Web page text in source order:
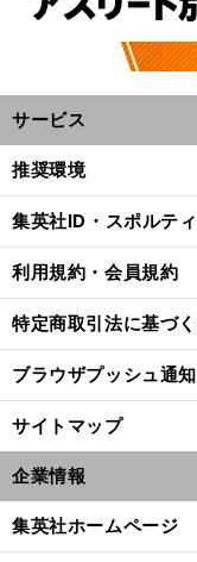
サービス
推奨環境
集英社ID・スポルテ
利用規約・会員規約
特定商取引法に基づ
ブラウザプッシュ通
サイトマップ
企業情報
集英社ホームページ